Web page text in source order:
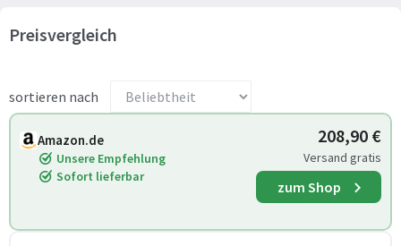
Preisvergleich
sortieren nach
Amazon.de
Unsere Empfehlung
Sofort lieferbar
208,90 €
Versand gratis
zum Shop